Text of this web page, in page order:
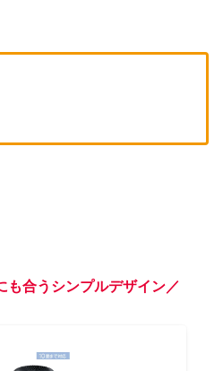
も合うシンプルデザイン／